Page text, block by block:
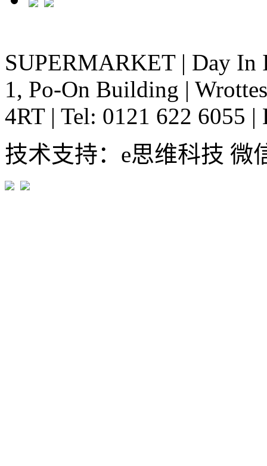
SUPERMARKET | Day In
1, Po-On Building |
4RT | Tel: 0121 622 6055 |
技术支持：e思维科技 微